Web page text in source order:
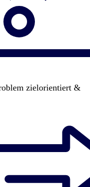
zielorientiert &